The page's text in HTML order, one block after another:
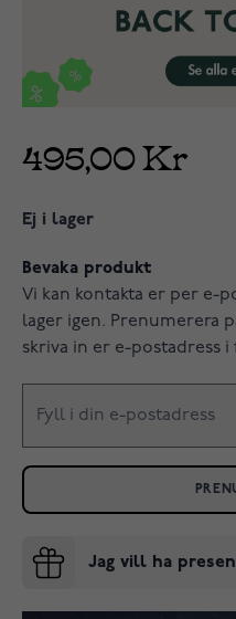
495,00 Kr
Ej i lager
Bevaka produkt
Vi kan kontakta er per e-
lager igen. Prenumerera
skriva in er e-postadress i
Jag vill ha